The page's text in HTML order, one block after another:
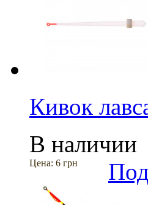
Кивок
В наличии
Цена: 6 грн